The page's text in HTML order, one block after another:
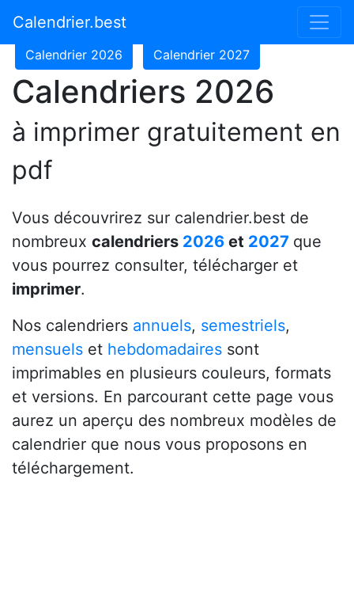
Calendrier.best
Calendrier 2024
Calendrier 2026 Calendrier 2027
Calendriers 2026
à imprimer gratuitement en
pdf
Vous découvrirez sur calendrier.best de
nombreux calendriers 2026 et 2027 que
vous pourrez consulter, télécharger et
imprimer.
Nos calendriers annuels, semestriels,
mensuels et hebdomadaires sont
imprimables en plusieurs couleurs, formats
et versions. En parcourant cette page vous
aurez un aperçu des nombreux modèles de
calendrier que nous vous proposons en
téléchargement.